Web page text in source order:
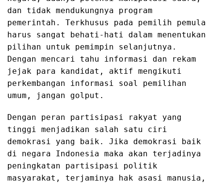
dan tidak mendukungnya program
pemerintah. Terkhusus pada pemilih pemula
harus sangat behati-hati dalam menentukan
pilihan untuk pemimpin selanjutnya.
Dengan mencari tahu informasi dan rekam
jejak para kandidat, aktif mengikuti
perkembangan informasi soal pemilihan
umum, jangan golput.
Dengan peran partisipasi rakyat yang
tinggi menjadikan salah satu ciri
demokrasi yang baik. Jika demokrasi baik
di negara Indonesia maka akan terjadinya
peningkatan partisipasi politik
masyarakat, terjaminya hak asasi manusia,